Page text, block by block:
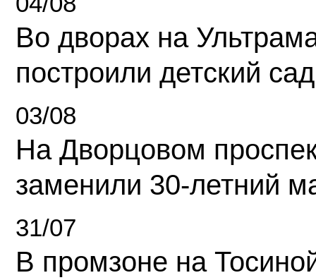
Во дворах на
построили детский сад
03/08
На Дворцовом
заменили 30-летний
31/07
В промзоне на